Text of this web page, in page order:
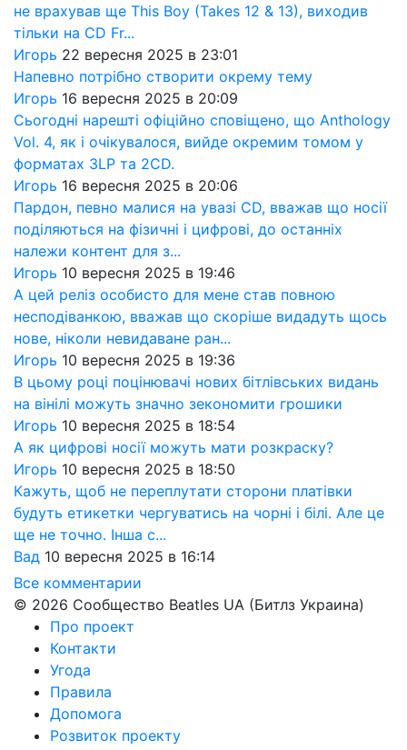
не врахував ще This Boy (Takes 12 & 13), виходив
тільки на CD Fr...
Игорь 22 вересня 2025 в 23:01
Напевно потрібно створити окрему тему
Игорь 16 вересня 2025 в 20:09
Сьогодні нарешті офіційно сповіщено, що Anthology
Vol. 4, як і очікувалося, вийде окремим томом у
форматах 3LP та 2CD.
Игорь 16 вересня 2025 в 20:06
Пардон, певно малися на увазі CD, вважав що носії
поділяються на фізичні і цифрові, до останніх
належи контент для з...
Игорь 10 вересня 2025 в 19:46
А цей реліз особисто для мене став повною
несподіванкою, вважав що скоріше видадуть щось
нове, ніколи невидаване ран...
Игорь 10 вересня 2025 в 19:36
В цьому році поцінювачі нових бітлівських видань
на вінілі можуть значно зекономити грошики
Игорь 10 вересня 2025 в 18:54
А як цифрові носії можуть мати розкраску?
Игорь 10 вересня 2025 в 18:50
Кажуть, щоб не переплутати сторони платівки
будуть етикетки чергуватись на чорні і білі. Але це
ще не точно. Інша с...
Вад 10 вересня 2025 в 16:14
Все комментарии
© 2026 Сообщество Beatles UA (Битлз Украина)
Про проект
Контакти
Угода
Правила
Допомога
Розвиток проекту